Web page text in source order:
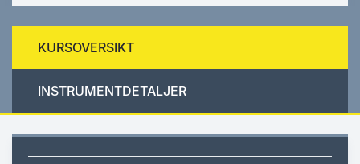
KURSOVERSIKT
INSTRUMENTDETALJER